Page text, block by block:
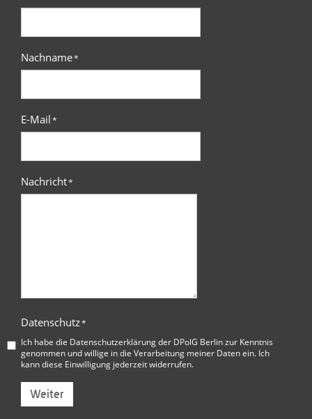
Nachname*
E-Mail*
Nachricht*
Datenschutz*
Ich habe die Datenschutzerklärung der DPolG Berlinzur Kenntnis
genommen und willige in die Verarbeitung meiner Daten ein. Ich
kann diese Einwilligung jederzeit widerrufen.
Weiter